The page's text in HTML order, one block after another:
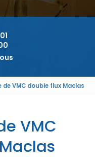
de VMC double flux Maclas
VMC